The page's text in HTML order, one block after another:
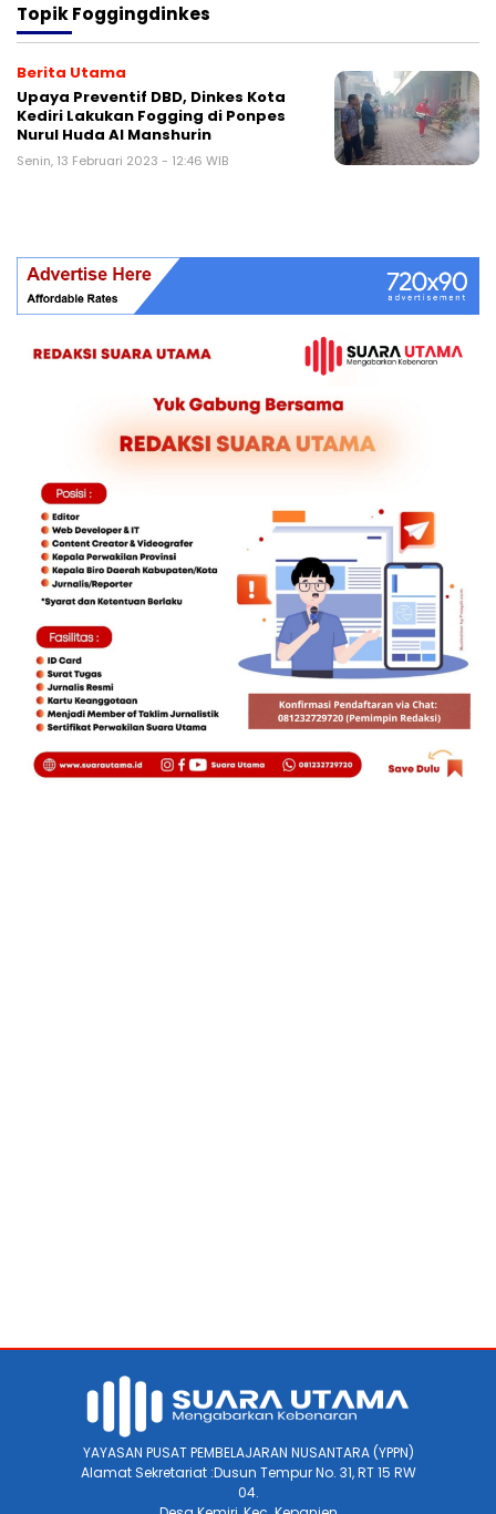
TopikFoggingdinkes
Berita Utama
Upaya Preventif DBD, Dinkes Kota
Kediri Lakukan Fogging di Ponpes
Nurul Huda Al Manshurin
Senin, 13 Februari 2023 - 12:46 WIB
YAYASAN PUSAT PEMBELAJARAN NUSANTARA (YPPN)
Alamat Sekretariat :Dusun Tempur No. 31, RT 15 RW
04.